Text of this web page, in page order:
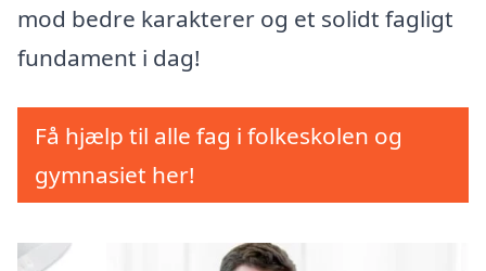
mod bedre karakterer og et solidt fagligt
fundament i dag!
Få hjælp til alle fag i folkeskolen og
gymnasiet her!